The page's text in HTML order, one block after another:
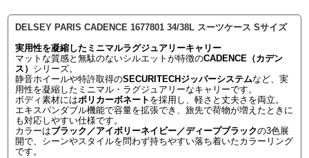
DELSEY PARIS CADENCE 1677801 34/38L スーツケース Sサイズ
実用性を凝縮したミニマルラグジュアリーキャリー
マットな質感と無駄のないシルエットが特徴のCADENCE（カデン
ス） シリーズ。
静音ホイールや特許取得のSECURITECHジッパーシステムなど、実
用性を凝縮したミニマル・ラグジュアリーなキャリーです。
ボディ素材にはポリカーボネート を採用し、軽さと丈夫さを両立。
エキスパンダブル機能で容量を拡張でき、旅先で荷物が増えたときに
も対応しやすい仕様です。
カラーはブラック／アイボリーネイビー／ディープブラックの3色展
開で、シーンやスタイルを問わず持ちやすい落ち着いたカラーリング
です。